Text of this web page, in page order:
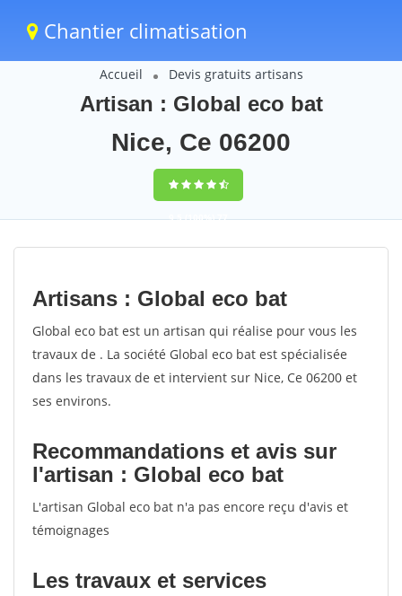
Chantier climatisation
Accueil Devis gratuits artisans
Artisan : Global eco bat
Nice, Ce 06200
9,5(100%)77
votes
Artisans : Global eco bat
Global eco bat est un artisan qui réalise pour vous les
travaux de . La société Global eco bat est spécialisée
dans les travaux de et intervient sur Nice, Ce 06200 et
ses environs.
Recommandations et avis sur
l'artisan : Global eco bat
L'artisan Global eco bat n'a pas encore reçu d'avis et
témoignages
Les travaux et services